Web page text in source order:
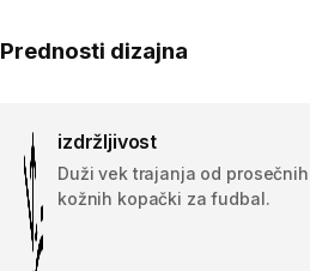
Prednosti dizajna
izdržljivost
Duži vek trajanja od prosečnih
kožnih kopački za fudbal.